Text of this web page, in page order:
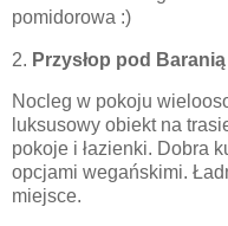
pomidorowa :)
2. Przysłop pod
Nocleg w pokoju
luksusowy obiekt na
pokoje i łazienki. Dobra
opcjami wegańskimi.
miejsce.